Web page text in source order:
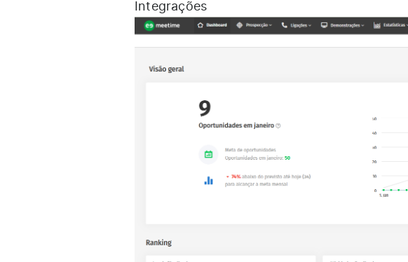
Integrações